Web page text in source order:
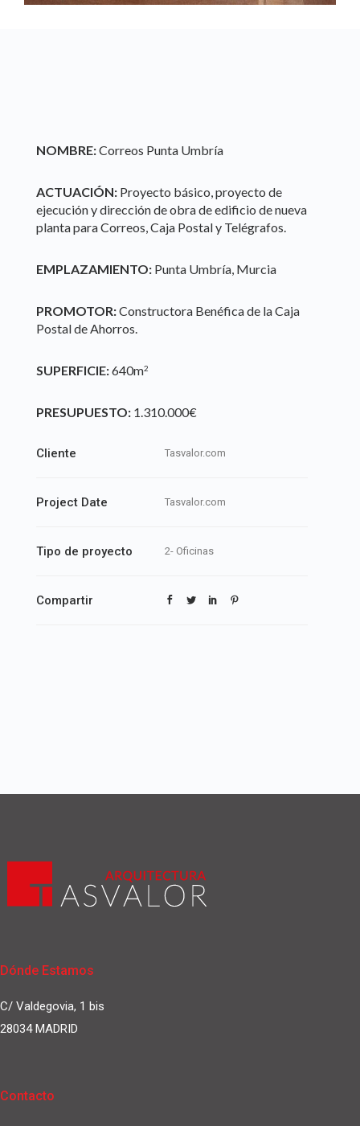
NOMBRE:Correos Punta Umbría
ACTUACIÓN: Proyecto básico, proyecto de
ejecución y dirección de obra de edificio de nueva
planta para Correos, Caja Postal y Telégrafos.
EMPLAZAMIENTO: Punta Umbría, Murcia
PROMOTOR:Constructora Benéfica de la Caja
Postal de Ahorros.
SUPERFICIE:640m2
PRESUPUESTO: 1.310.000€
Cliente Tasvalor.com
Project Date Tasvalor.com
Tipo de proyecto 2- Oficinas
Compartir
Dónde Estamos
C/ Valdegovia, 1 bis
28034 MADRID
Contacto